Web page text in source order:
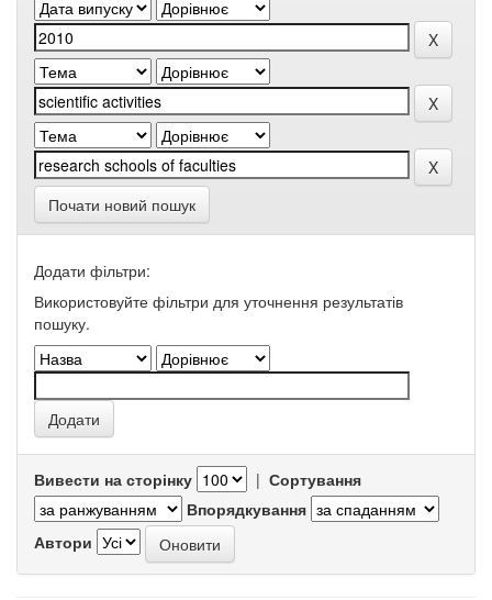
Почати новий пошук
Додати фільтри:
Використовуйте фільтри для уточнення результатів
пошуку.
Вивести на сторінку | Сортування
Впорядкування
Автори